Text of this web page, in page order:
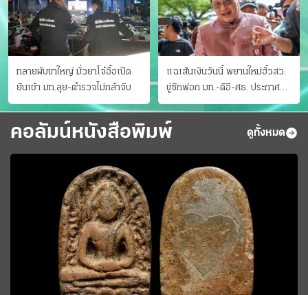
ทลายผับขาใหญ่ มั่วยาโจ๋อื้อเปิด
ยันเช้า มท.ลุย-ตำรวจไม่กล้าจับ
แฉเส้นเงินวันนี้ พยานใหม่ฮั้วสว.
ขู่ซักฟอก มท.-ดีอี-ศธ. ประกาศ
บัญชีท้องถิ่น
คอลัมน์หนังสือพิมพ์ ดูทั้งหมด